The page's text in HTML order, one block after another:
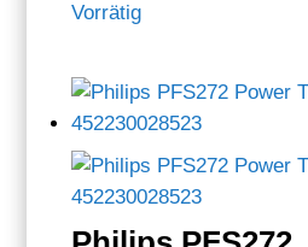
Vorrätig